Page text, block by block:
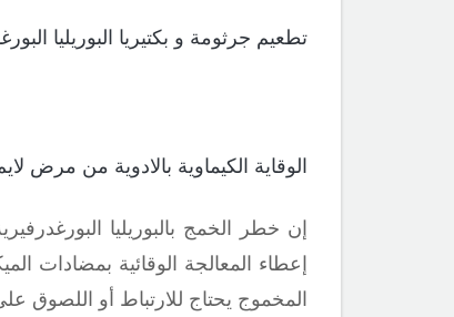
تطعيم جرثومة و بكتيريا البوريليا
الوقاية الكيماوية بالادوية من مرض
إن خطر الخمج بالبوريليا
إعطاء
المعالجة الوقائية بمضادات
المخموج يحتاج للارتباط أو اللصوق على